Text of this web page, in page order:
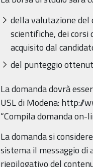
della valutazione
scientifiche, dei
acquisito dal
del punteggio
La domanda dovrà
USL di Modena: http://
“Compila domanda on-
La domanda si
sistema il messaggio
riepilogativo del